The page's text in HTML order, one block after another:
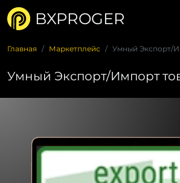
BXPROGER
Главная Маркетплейс Умный Экспорт/
Умный Экспорт/Импорт